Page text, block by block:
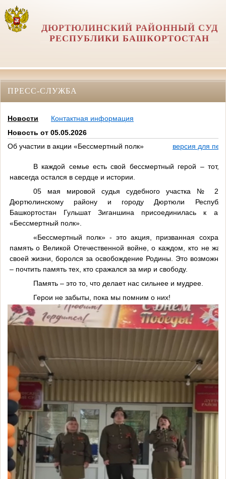
ДЮРТЮЛИНСКИЙ РАЙОННЫЙ СУД
РЕСПУБЛИКИ БАШКОРТОСТАН
ПРЕСС-СЛУЖБА
Новости
Контактная информация
Новость от 05.05.2026
Об участии в акции «Бессмертный полк»
версия для
В каждой семье есть свой бессмертный герой – тот,
навсегда остался в сердце и истории.
05 мая мировой судья судебного участка № 2
Дюртюлинскому району и городу Дюртюли
Башкортостан Гульшат Зиганшина присоединилась к
«Бессмертный полк».
«Бессмертный полк» - это акция, призванная
память о Великой Отечественной войне, о каждом, кто не
своей жизни, боролся за освобождение Родины. Это
– почтить память тех, кто сражался за мир и свободу.
Память – это то, что делает нас сильнее и мудрее.
Герои не забыты, пока мы помним о них!